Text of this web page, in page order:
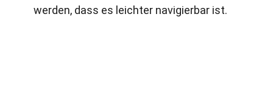
werden, dass es leichter navigierbar ist.